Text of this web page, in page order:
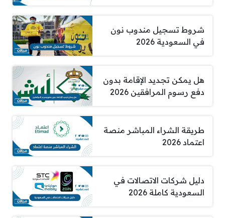
شروط تسجيل مندوب نون
في السعودية 2026
هل يمكن تجديد الإقامة بدون
دفع رسوم المرافقين 2026
طريقة الشراء المباشر منصة
اعتماد 2026
دليل شركات الاتصالات في
السعودية كاملة 2026